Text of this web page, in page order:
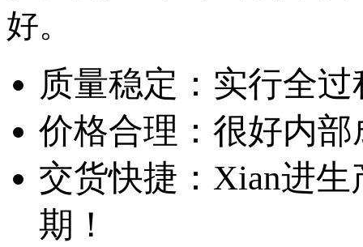
好。
质量稳定：实行全
价格合理：很好内
交货快捷：Xian进
期！